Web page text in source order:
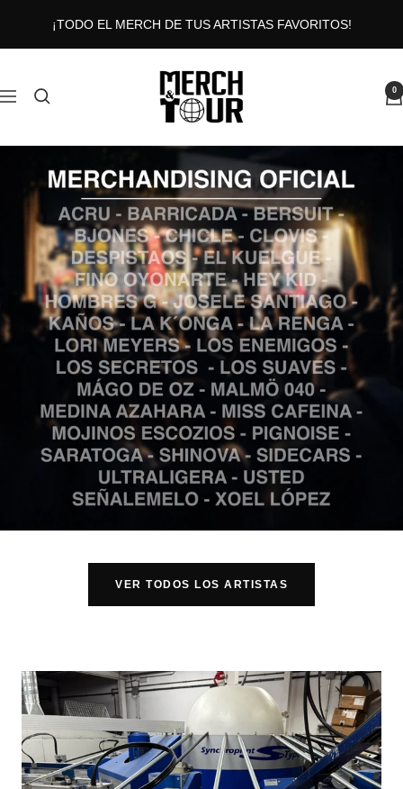
contenido
¡TODO EL MERCH DE TUS ARTISTAS FAVORITOS!
Navigación MERCHANDTOUR 0
VER TODOS LOS ARTISTAS